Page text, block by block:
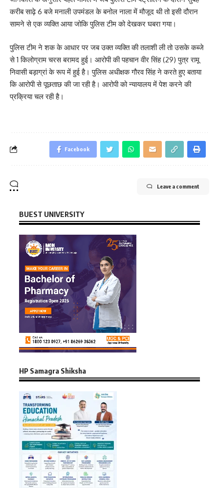
करीब साढ़े 6 बजे मनाली उपमंडल के बनोल नाला में मौजूद थी तो इसी दौरान
सामने से एक व्यक्ति आया जोकि पुलिस टीम को देखकर घबरा गया।
पुलिस टीम ने शक के आधार पर जब उक्त व्यक्ति की तलाशी ली तो उसके कब्जे
से 1 किलोग्राम चरस बरामद हुई। आरोपी की पहचान वीर सिंह (29) पुत्र रामू
निवासी बड़ाग्रां के रूप में हुई है। पुलिस अधीक्षक गौरव सिंह ने करते हुए बताया
कि आरोपी से पूछताछ की जा रही है। आरोपी को न्यायालय में पेश करने की
प्रक्रिया चल रही है।
Facebook
Leave a comment
BUEST UNIVERSITY
HP Samagra Shiksha